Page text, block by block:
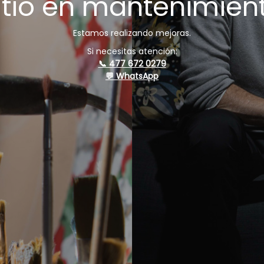
Estamos realizando mejoras.
Si necesitas atención:
📞 477 672 0279
💬 WhatsApp